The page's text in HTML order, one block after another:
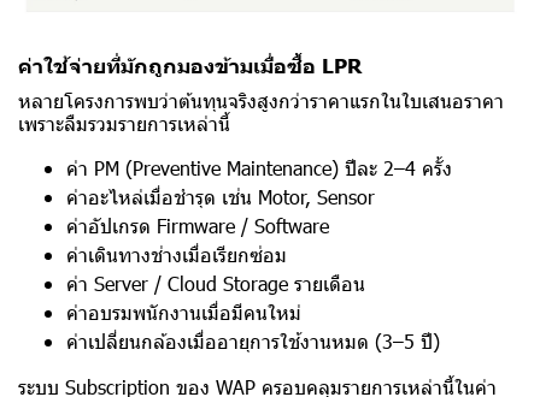
ค่าใช้จ่ายที่มักถูกมองข้ามเมื่อซื้อ LPR
หลายโครงการพบว่าต้นทุนจริงสูงกว่าราคาแรกในใบเสนอราคา
เพราะลืมรวมรายการเหล่านี้
ค่า PM (Preventive Maintenance) ปีละ 2–4 ครั้ง
ค่าอะไหล่เมื่อชำรุด เช่น Motor, Sensor
ค่าอัปเกรด Firmware / Software
ค่าเดินทางช่างเมื่อเรียกซ่อม
ค่า Server / Cloud Storage รายเดือน
ค่าอบรมพนักงานเมื่อมีคนใหม่
ค่าเปลี่ยนกล้องเมื่ออายุการใช้งานหมด (3–5 ปี)
ระบบ Subscription ของ WAP ครอบคลุมรายการเหล่านี้ในค่า